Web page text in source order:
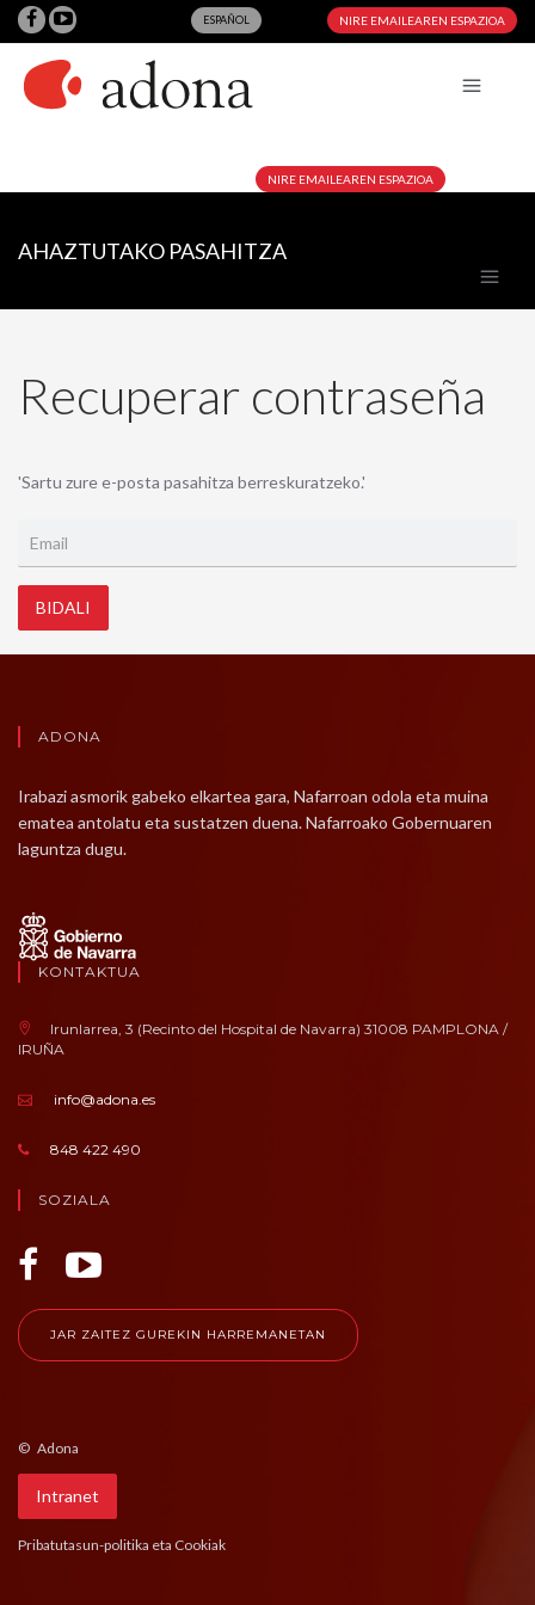
ESPAÑOL NIRE EMAILEAREN ESPAZIOA
NIRE EMAILEAREN ESPAZIOA
AHAZTUTAKO PASAHITZA
Recuperar contraseña
'Sartu zure e-posta pasahitza berreskuratzeko.'
BIDALI
ADONA
Irabazi asmorik gabeko elkartea gara, Nafarroan odola eta muina
ematea antolatu eta sustatzen duena. Nafarroako Gobernuaren
laguntza dugu.
KONTAKTUA
Irunlarrea, 3 (Recinto del Hospital de Navarra) 31008 PAMPLONA /
IRUÑA
info@adona.es
848 422 490
SOZIALA
JAR ZAITEZ GUREKIN HARREMANETAN
© Adona
Intranet
Pribatutasun-politika eta Cookiak